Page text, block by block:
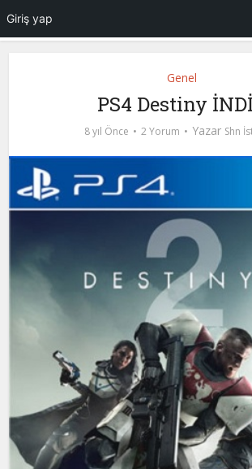
Genel
PS4 Destiny
8 yıl Önce 2 Yorum Yazar Shn
Giriş yap